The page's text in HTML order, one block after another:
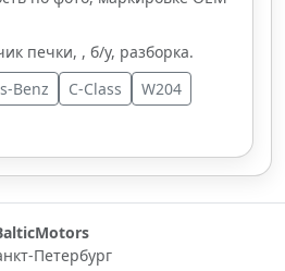
печки, , б/у, разборка.
Benz C-Class
W204
Петербург